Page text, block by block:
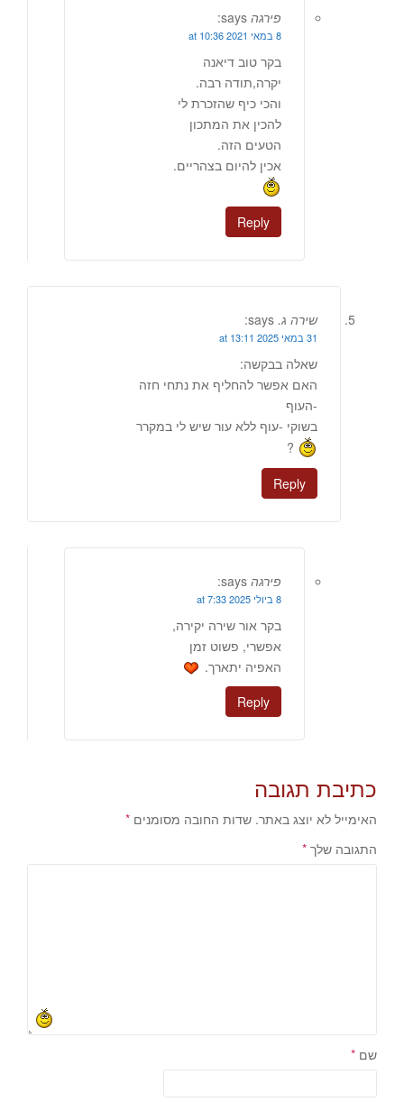
פירגה says:
8 במאי 2021 at 10:36
בקר טוב דיאנה
יקרה,תודה רבה.
והכי כיף שהזכרת לי
להכין את המתכון
הטעים הזה.
אכין להיום בצהריים.
Reply
שירה ג. says:
31 במאי 2025 at 13:11
שאלה בבקשה:
האם אפשר להחליף את נתחי חזה
-העוף
בשוקי -עוף ללא עור שיש לי במקרר
?
Reply
פירגה says:
8 ביולי 2025 at 7:33
בקר אור שירה יקירה,
אפשרי, פשוט זמן
האפיה יתארך.
Reply
כתיבת תגובה
האימייל לא יוצג באתר. שדות החובה מסומנים *
התגובה שלך *
שם *